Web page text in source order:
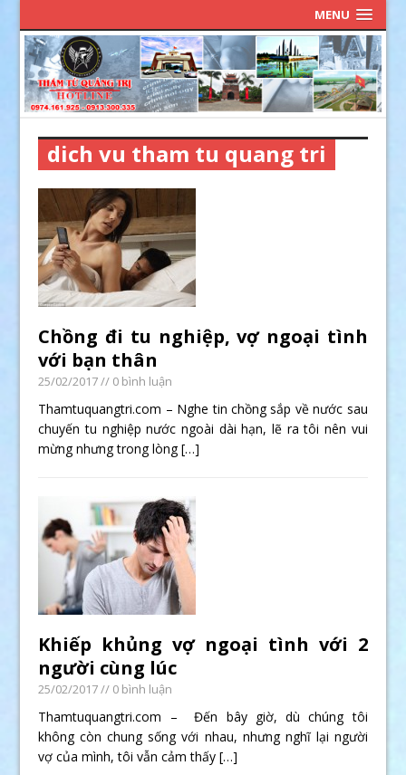
MENU
dich vu tham tu quang tri
Chồng đi tu nghiệp, vợ ngoại tình
với bạn thân
25/02/2017// 0 bình luận
Thamtuquangtri.com – Nghe tin chồng sắp về nước sau
chuyến tu nghiệp nước ngoài dài hạn, lẽ ra tôi nên vui
mừng nhưng trong lòng[…]
Khiếp khủng vợ ngoại tình với 2
người cùng lúc
25/02/2017// 0 bình luận
Thamtuquangtri.com – Đến bây giờ, dù chúng tôi
không còn chung sống với nhau, nhưng nghĩ lại người
vợ của mình, tôi vẫn cảm thấy[…]